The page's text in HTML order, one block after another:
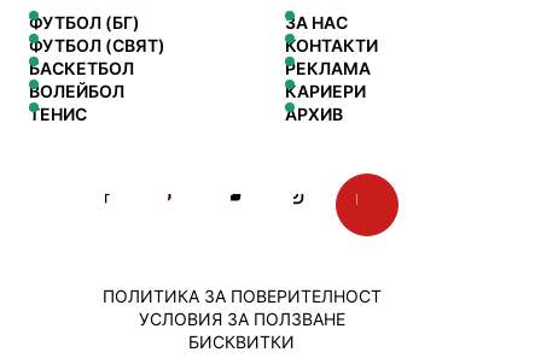
ФУТБОЛ (БГ)
ФУТБОЛ (СВЯТ)
БАСКЕТБОЛ
ВОЛЕЙБОЛ
ТЕНИС
ЗА НАС
КОНТАКТИ
РЕКЛАМА
КАРИЕРИ
АРХИВ
ПОЛИТИКА ЗА ПОВЕРИТЕЛНОСТ
УСЛОВИЯ ЗА ПОЛЗВАНЕ
БИСКВИТКИ